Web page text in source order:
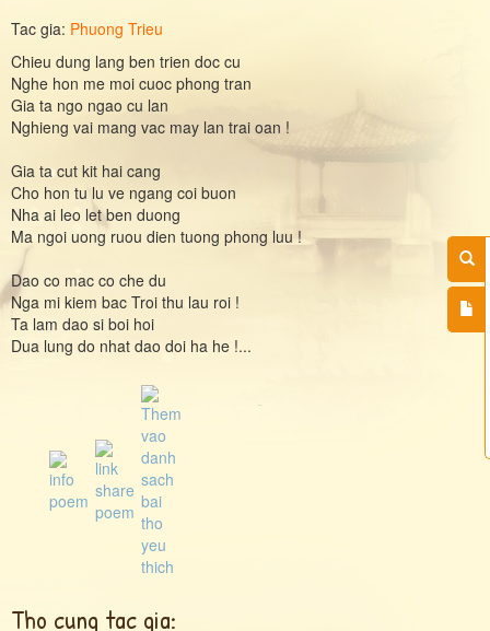
Tac gia: Phuong Trieu
Chieu dung lang ben trien doc cu
Nghe hon me moi cuoc phong tran
Gia ta ngo ngao cu lan
Nghieng vai mang vac may lan trai oan !
Gia ta cut kit hai cang
Cho hon tu lu ve ngang coi buon
Nha ai leo let ben duong
Ma ngoi uong ruou dien tuong phong luu !
Dao co mac co che du
Nga mi kiem bac Troi thu lau roi !
Ta lam dao si boi hoi
Dua lung do nhat dao doi ha he !...
Tho cung tac gia: